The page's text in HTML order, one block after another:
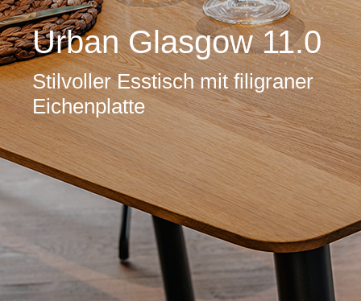
Urban Glasgow 11.0
Stilvoller Esstisch mit filigraner
Eichenplatte